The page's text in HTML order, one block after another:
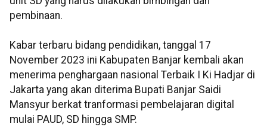
pembinaan.
Kabar terbaru bidang pendidikan, tanggal 17
November 2023 ini Kabupaten Banjar kembali akan
menerima penghargaan nasional Terbaik I Ki Hadjar di
Jakarta yang akan diterima Bupati Banjar Saidi
Mansyur berkat tranformasi pembelajaran digital
mulai PAUD, SD hingga SMP.